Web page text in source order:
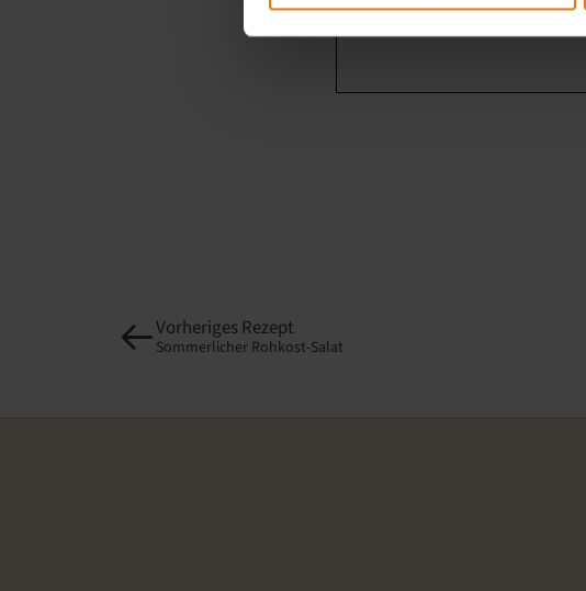
Vorheriges Rezept
Sommerlicher Rohkost-Salat